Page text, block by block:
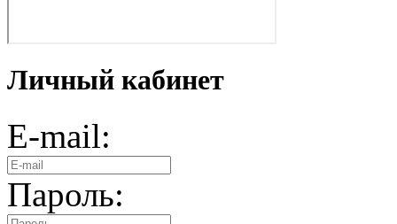
Личный кабинет
E-mail:
Пароль: